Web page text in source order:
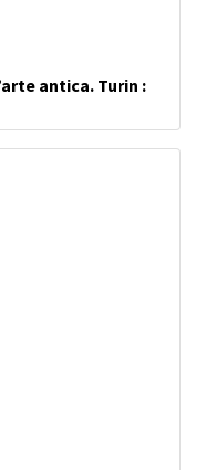
antica. Turin :